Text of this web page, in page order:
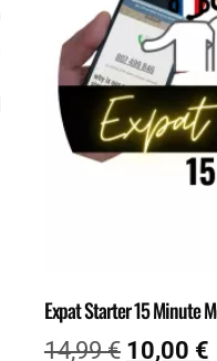
Expat Starter 15 Minute
14,99€ 10,00 €